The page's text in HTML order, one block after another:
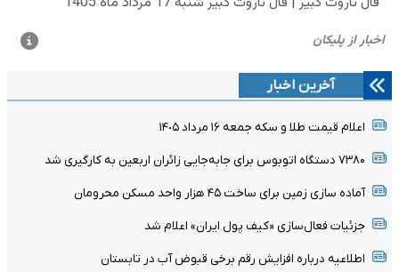
آخرین اخبار
اعلام قیمت طلا و سکه جمعه ١۶ مرداد ١۴٠۵
۷۳۸۰ دستگاه اتوبوس برای جابه‌جایی زائران اربعین به‌ کارگیری شد
آماده سازی زمین برای ساخت ۴۵ هزار واحد مسکن محرومان
جزئیات فعال‌سازی «کیف پول ایران» اعلام شد
اطلاعیه درباره افزایش رقم برخی قبوض آب در تابستان